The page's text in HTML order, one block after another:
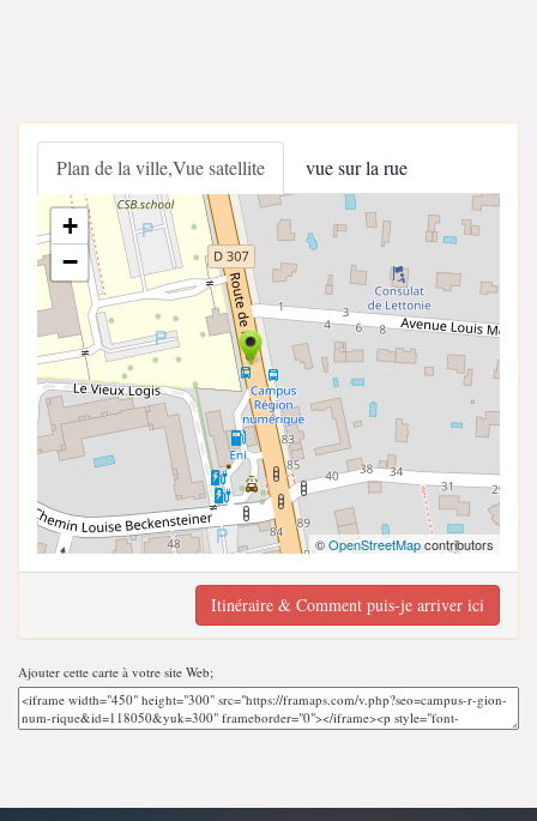
Plan de la ville,Vue satellite vue sur la rue
+
−
©OpenStreetMapcontributors
Itinéraire & Comment puis-je arriver ici
Ajouter cette carte à votre site Web;